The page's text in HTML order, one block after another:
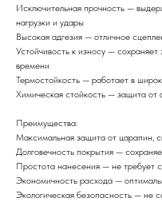
Исключительная прочность —
нагрузки и удары
Высокая адгезия — отличное
Устойчивость к износу —
времени
Термостойкость — работает в
Химическая стойкость — защита от
Преимущества:
Максимальная защита от царапин,
Долговечность покрытия —
Простота нанесения — не требует
Экономичность расхода —
Экологическая безопасность — не